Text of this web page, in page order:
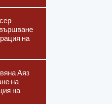
на
Аяз
на
на